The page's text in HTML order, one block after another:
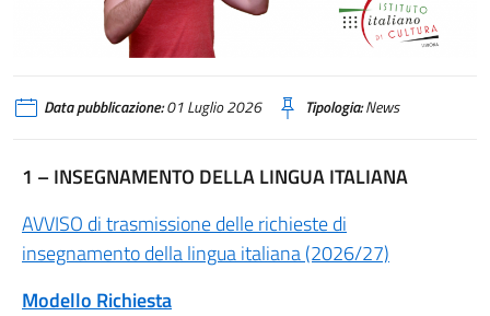
Data pubblicazione:01 Luglio 2026 Tipologia:News
1 – INSEGNAMENTO DELLA LINGUA ITALIANA
AVVISO di trasmissione delle richieste di
insegnamento della lingua italiana (2026/27)
Modello Richiesta